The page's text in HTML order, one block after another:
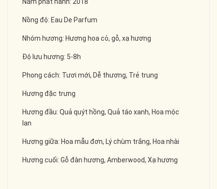
Nồng độ: Eau De Parfum
Nhóm hương: Hương hoa cỏ, gỗ, xạ hương
Độ lưu hương: 5-8h
Phong cách: Tươi mới, Dễ thương, Trẻ trung
Hương đặc trưng
Hương đầu: Quả quýt hồng, Quả táo xanh, Hoa mộc
lan
Hương giữa: Hoa mẫu đơn, Lý chùm trắng, Hoa nhài
Hương cuối: Gỗ đàn hương, Amberwood, Xạ hương